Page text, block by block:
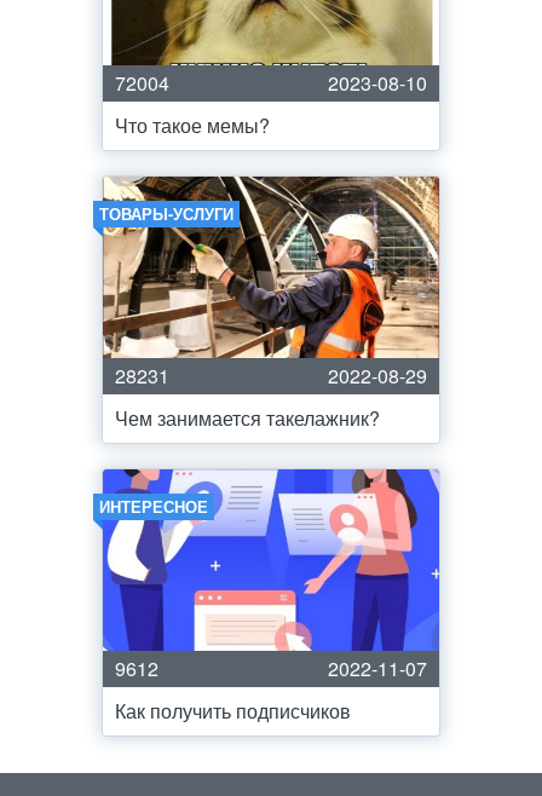
72004
2023-08-10
Что такое мемы?
ТОВАРЫ-УСЛУГИ
28231
2022-08-29
Чем занимается такелажник?
ИНТЕРЕСНОЕ
9612
2022-11-07
Как получить подписчиков